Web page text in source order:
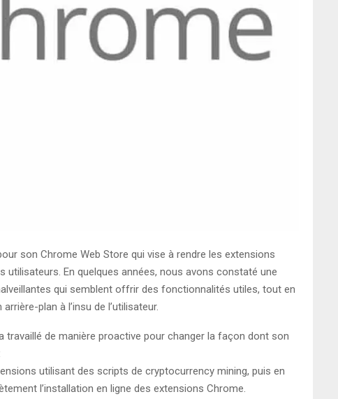
son Chrome Web Store qui vise à rendre les extensions
En quelques années, nous avons constaté une
qui semblent offrir des fonctionnalités utiles, tout en
plan à l’insu de l’utilisateur.
de manière proactive pour changer la façon dont son
utilisant des scripts de cryptocurrency mining, puis en
l’installation en ligne des extensions Chrome.